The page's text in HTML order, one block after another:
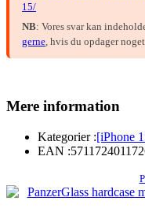
15/
NB: Vores svar kan
gerne, hvis du opdager
Mere information
Kategorier :[iPhone
EAN :